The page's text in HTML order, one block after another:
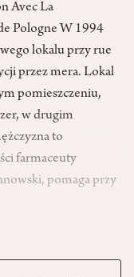
Avec La
Pologne W 1994
lokalu przy rue
przez mera. Lokal
pomieszczeniu,
w drugim
to
farmaceuty
pomaga przy